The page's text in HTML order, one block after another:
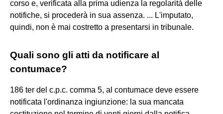
corso e, verificata alla prima udienza la regolarità delle
notifiche, si procederà in sua assenza. ... L'imputato,
quindi, non è mai costretto a presentarsi in tribunale.
Quali sono gli atti da notificare al
contumace?
186 ter del c.p.c. comma 5, al contumace deve essere
notificata l'ordinanza ingiunzione: la sua mancata